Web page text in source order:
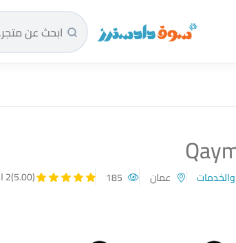
سوق دادسترز الرئيسية
والخدمات عمان (5.00) 2 المراجعات